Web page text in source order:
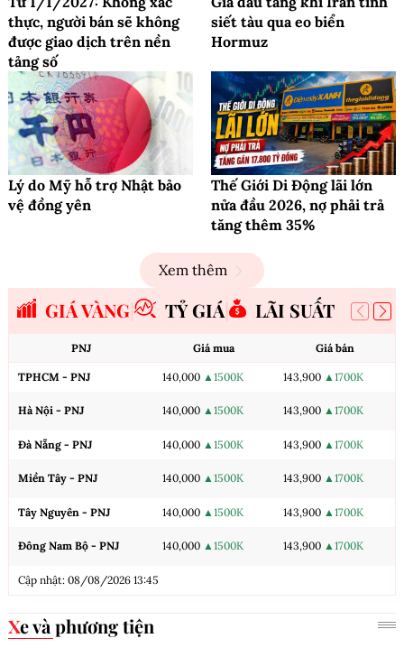
thực, người bán sẽ không
được giao dịch trên nền
tảng số
siết tàu qua eo biển
Hormuz
Lý do Mỹ hỗ trợ Nhật bảo
vệ đồng yên
Thế Giới Di Động lãi lớn
nửa đầu 2026, nợ phải trả
tăng thêm 35%
Xem thêm
GIÁ VÀNG TỶ GIÁ LÃI SUẤT
PNJ Giá mua Giá bán
TPHCM - PNJ 140,000 ▲1500K 143,900 ▲1700K
Hà Nội - PNJ 140,000 ▲1500K 143,900 ▲1700K
Đà Nẵng - PNJ 140,000 ▲1500K 143,900 ▲1700K
Miền Tây - PNJ 140,000 ▲1500K 143,900 ▲1700K
Tây Nguyên - PNJ 140,000 ▲1500K 143,900 ▲1700K
Đông Nam Bộ - PNJ 140,000 ▲1500K 143,900 ▲1700K
Cập nhật: 08/08/2026 13:45
Xe và phương tiện